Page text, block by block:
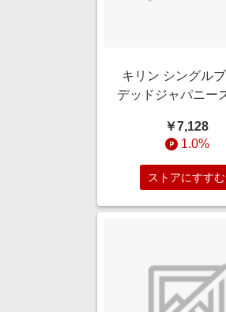
キリン シングル
デッドジャパニー
イスキー】
￥7,128
1.0%
ストアにすすむ